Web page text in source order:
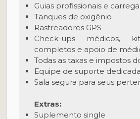
Guias profissionais e
Tanques de oxigênio
Rastreadores GPS
Check-ups médicos,
completos e apoio de
Todas as taxas e impostos
Equipe de suporte dedicada
Sala segura para seus
Extras:
Suplemento single